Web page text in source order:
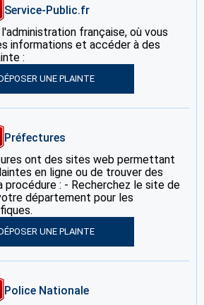
Service-Public.fr
française, où vous
informations et accéder à des
:
UNE PLAINTE
Préfectures
ont des sites web permettant
en ligne ou de trouver des
procédure : - Recherchez le site de
département pour les
UNE PLAINTE
Police Nationale